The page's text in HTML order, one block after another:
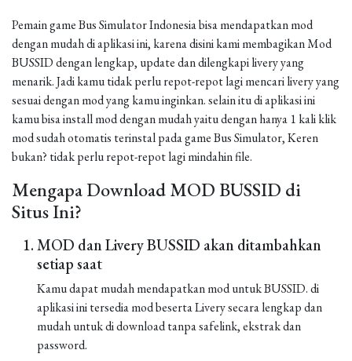
Pemain game Bus Simulator Indonesia bisa mendapatkan mod
dengan mudah di aplikasi ini, karena disini kami membagikan Mod
BUSSID dengan lengkap, update dan dilengkapi livery yang
menarik. Jadi kamu tidak perlu repot-repot lagi mencari livery yang
sesuai dengan mod yang kamu inginkan. selain itu di aplikasi ini
kamu bisa install mod dengan mudah yaitu dengan hanya 1 kali klik
mod sudah otomatis terinstal pada game Bus Simulator, Keren
bukan? tidak perlu repot-repot lagi mindahin file.
Mengapa Download MOD BUSSID di
Situs Ini?
MOD dan Livery BUSSID akan ditambahkan
setiap saat
Kamu dapat mudah mendapatkan mod untuk BUSSID. di
aplikasi ini tersedia mod beserta Livery secara lengkap dan
mudah untuk di download tanpa safelink, ekstrak dan
password.